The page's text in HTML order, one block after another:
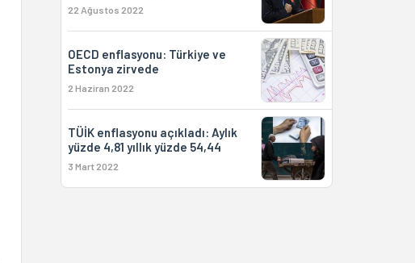
22 Ağustos 2022
OECD enflasyonu: Türkiye ve
Estonya zirvede
2 Haziran 2022
TÜİK enflasyonu açıkladı: Aylık
yüzde 4,81 yıllık yüzde 54,44
3 Mart 2022